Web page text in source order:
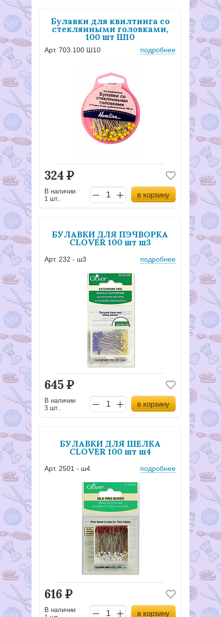
Булавки для квилтинга со
стеклянными головками,
100 шт Ш10
Арт. 703.100 Ш10 подробнее
324Р
В наличии
1 шт..
в корзину
БУЛАВКИ ДЛЯ ПЭЧВОРКА
CLOVER 100 шт ш3
Арт. 232 - ш3 подробнее
645Р
В наличии
3 шт..
в корзину
БУЛАВКИ ДЛЯ ШЕЛКА
CLOVER 100 шт ш4
Арт. 2501 - ш4 подробнее
616 Р
В наличии
в корзину